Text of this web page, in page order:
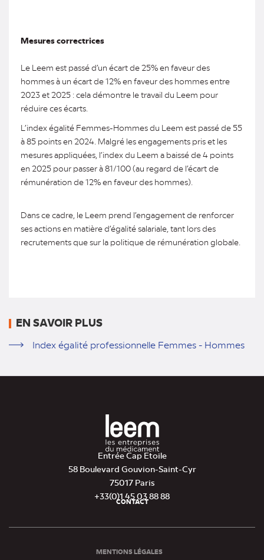
Mesures correctrices
Le Leem est passé d’un écart de 25% en faveur des
hommes à un écart de 12% en faveur des hommes entre
2023 et 2025 : cela démontre le travail du Leem pour
réduire ces écarts.
L’index égalité Femmes-Hommes du Leem est passé de 55
à 85 points en 2024. Malgré les engagements pris et les
mesures appliquées, l’index du Leem a baissé de 4 points
en 2025 pour passer à 81/100 (au regard de l’écart de
rémunération de 12% en faveur des hommes).
Dans ce cadre, le Leem prend l’engagement de renforcer
ses actions en matière d’égalité salariale, tant lors des
recrutements que sur la politique de rémunération globale.
EN SAVOIR PLUS
Index égalité professionnelle Femmes - Hommes
Entrée Cap Etoile
58 Boulevard Gouvion-Saint-Cyr
75017 Paris
+33(0)1 45 03 88 88
de
CONTACT
MENTIONS LÉGALES